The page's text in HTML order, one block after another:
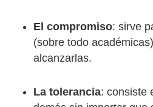
El compromiso: sirve
(sobre todo
alcanzarlas.
La tolerancia: consiste